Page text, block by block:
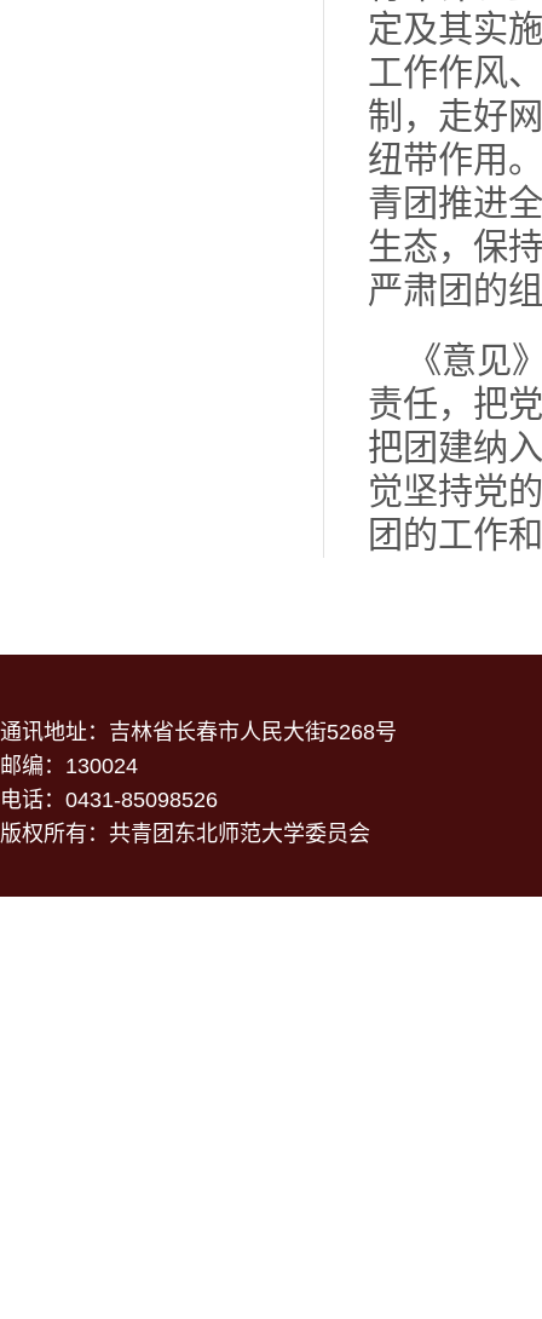
定及其实
工作作风
制，走好
纽带作用
青团推进
生态，保
严肃团的
《意见
责任，把
把团建纳
觉坚持党
团的工作
通讯地址：吉林省长春市人民大街5268号
邮编：130024
电话：0431-85098526
版权所有：共青团东北师范大学委员会